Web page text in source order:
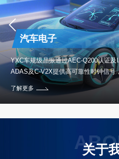
汽车电子
YXC车规级晶振通过AEC-Q200认证
ADAS及C-V2X提供高可靠性时钟信号
了解更多
关于